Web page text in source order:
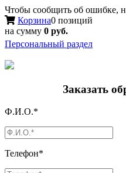
Чтобы сообщить об ошибке,
Корзина0 позиций
на сумму 0 руб.
Персональный раздел
Заказать
Ф.И.О.*
Телефон*